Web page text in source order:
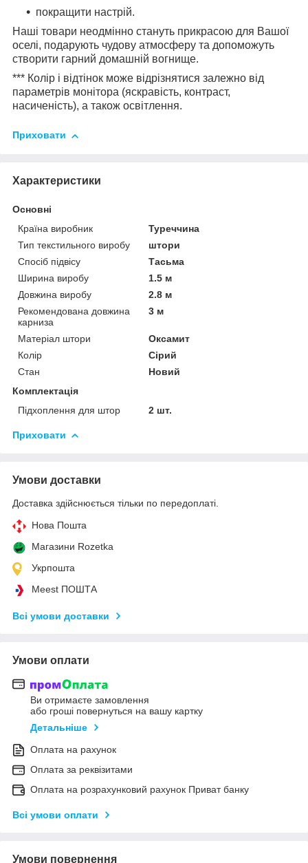
покращити настрій.
Наші товари неодмінно стануть прикрасою для Вашої
оселі, подарують чудову атмосферу та допоможуть
створити гарний домашній вогнище.
*** Колір і відтінок може відрізнятися залежно від
параметрів монітора (яскравість, контраст,
насиченість), а також освітлення.
Приховати
Характеристики
Основні
Країна виробник
Туреччина
Тип текстильного виробу
штори
Спосіб підвісу
Тасьма
Ширина виробу
1.5 м
Довжина виробу
2.8 м
Рекомендована довжина
карниза
3 м
Матеріал штори
Оксамит
Колір
Сірий
Стан
Новий
Комплектація
Підхоплення для штор
2 шт.
Приховати
Умови доставки
Доставка здійснюється тільки по передоплаті.
Нова Пошта
Магазини Rozetka
Укрпошта
Meest ПОШТА
Всі умови доставки
Умови оплати
Ви отримаєте замовлення
або гроші повернуться на вашу картку
Детальніше
Оплата на рахунок
Оплата за реквізитами
Оплата на розрахунковий рахунок Приват банку
Всі умови оплати
Умови повернення